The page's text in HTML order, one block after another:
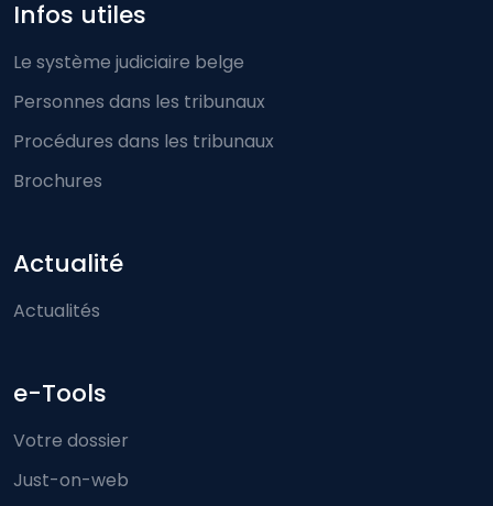
Infos utiles
Le système judiciaire belge
Personnes dans les tribunaux
Procédures dans les tribunaux
Brochures
Actualité
Actualités
e-Tools
Votre dossier
Just-on-web